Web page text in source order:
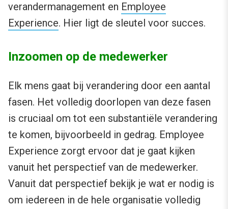
verandermanagement en Employee
Experience. Hier ligt de sleutel voor succes.
Inzoomen op de medewerker
Elk mens gaat bij verandering door een aantal
fasen. Het volledig doorlopen van deze fasen
is cruciaal om tot een substantiële verandering
te komen, bijvoorbeeld in gedrag. Employee
Experience zorgt ervoor dat je gaat kijken
vanuit het perspectief van de medewerker.
Vanuit dat perspectief bekijk je wat er nodig is
om iedereen in de hele organisatie volledig